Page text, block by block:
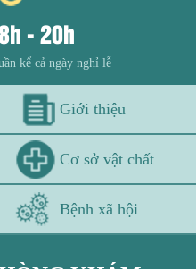
- 20h
kể cả ngày nghỉ lễ